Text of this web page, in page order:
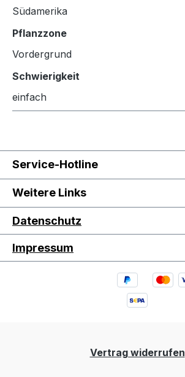
Südamerika
Pflanzzone
Vordergrund
Schwierigkeit
einfach
Service-Hotline
Weitere Links
Datenschutz
Impressum
Vertrag widerrufen